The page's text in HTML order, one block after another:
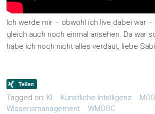
Ich werde mir – obwohl ich live dabei war
gleich auch noch einmal ansehen. Da war
habe ich noch nicht alles verdaut, liebe
Tagged on: KI Künstliche Intelligenz
Wissensmanagement
WMOOC